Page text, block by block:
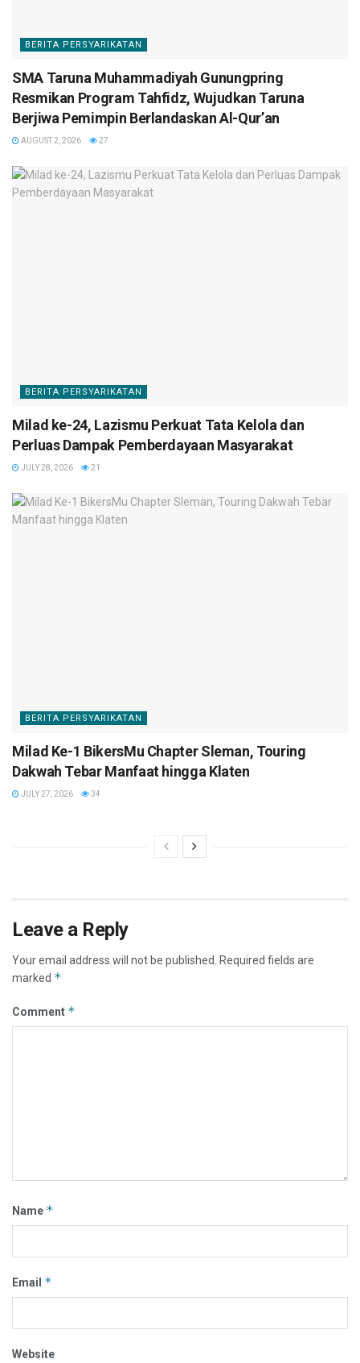
BERITA PERSYARIKATAN
SMA Taruna Muhammadiyah Gunungpring
Resmikan Program Tahfidz, Wujudkan Taruna
Berjiwa Pemimpin Berlandaskan Al-Qur’an
AUGUST 2, 2026 27
BERITA PERSYARIKATAN
Milad ke-24, Lazismu Perkuat Tata Kelola dan
Perluas Dampak Pemberdayaan Masyarakat
JULY 28, 2026 21
BERITA PERSYARIKATAN
Milad Ke-1 BikersMu Chapter Sleman, Touring
Dakwah Tebar Manfaat hingga Klaten
JULY 27, 2026 34
Leave a Reply
Your email address will not be published. Required fields are
marked *
Comment *
Name *
Email *
Website